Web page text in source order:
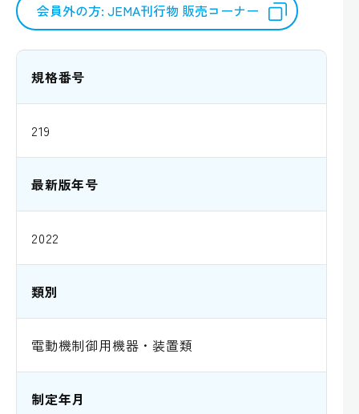
会員外の方: JEMA刊行物 販売コーナー
規格番号
219
最新版年号
2022
類別
電動機制御用機器・装置類
制定年月